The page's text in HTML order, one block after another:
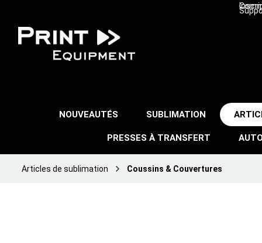
NOUVEAUTÉS SUBLIMATION
PRESSES À TRANSFERT
Articles de sublimation Coussins & Couvertures